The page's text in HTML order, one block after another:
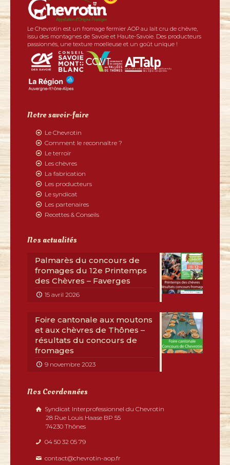
Le Chevrotin est un fromage fermier AOP au lait cru de chèvre,
issu des montagnes de Savoie et Haute-Savoie. Des producteurs
passionnés, une texture moelleuse et un goût unique !
Notre savoir-faire
Le Chevrotin
Comment le reconnaître ?
Le terroir
Les chèvres
La fabrication
Les producteurs
Le syndicat
Les partenaires
Recettes & Conseils
Nos actualités
Palmarès du concours de
fromages du 12e Printemps
des Chèvres – Faverges
15 avril 2026
Foire cantonale aux moutons
et aux chèvres de Thônes –
résultats du concours de
fromages
9 novembre 2023
Nos Coordonnées
Syndicat Interprofessionnel du Chevrotin
28 Rue Louis Haase BP 55
74230 Thônes
04 50 32 05 79
contact@chevrotin-aop.fr